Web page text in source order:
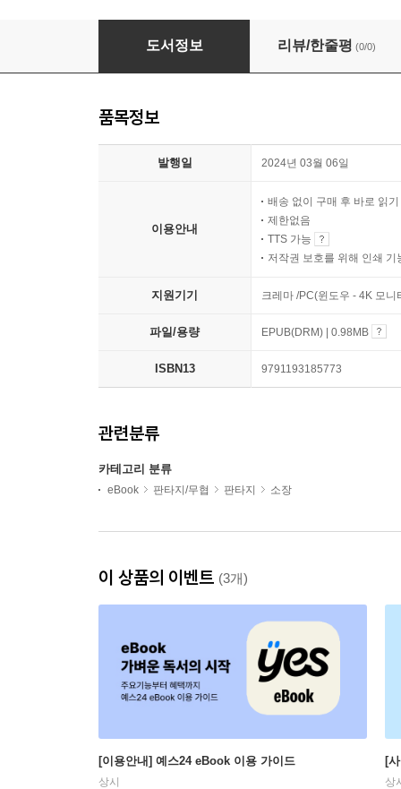
환생영주와 빌런잡는 기사들
도서정보 리뷰/한줄평 (0/0)
품목정보
발행일 2024년 03월 06일
이용안내
배송 없이 구매 후 바로 읽기
제한없음
TTS 가능
저작권 보호를 위해 인쇄 기
지원기기 크레마 /PC(윈도우 - 4K 모
파일/용량 EPUB(DRM) | 0.98MB
ISBN13 9791193185773
관련분류
카테고리 분류
eBook 판타지/무협 판타지 소장
이 상품의 이벤트 (3개)
[이용안내] 예스24 eBook 이용 가이드
상시
[
상